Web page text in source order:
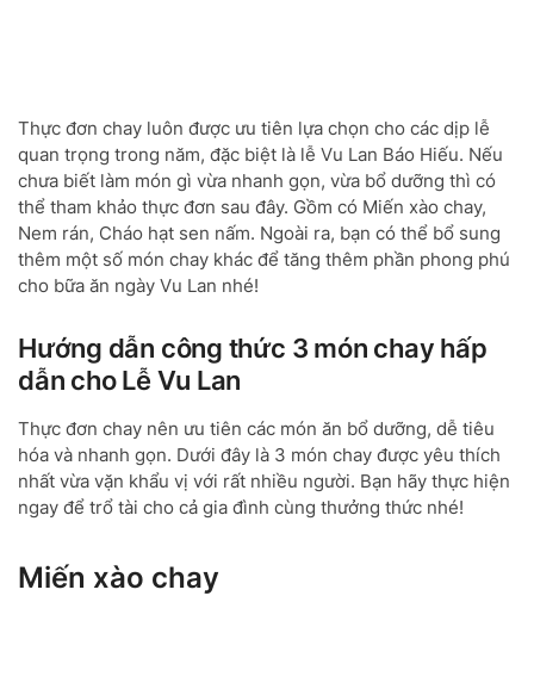
Thực đơn chay luôn được ưu tiên lựa chọn cho các dịp lễ
quan trọng trong năm, đặc biệt là lễ Vu Lan Báo Hiếu. Nếu
chưa biết làm món gì vừa nhanh gọn, vừa bổ dưỡng thì có
thể tham khảo thực đơn sau đây. Gồm có Miến xào chay,
Nem rán, Cháo hạt sen nấm. Ngoài ra, bạn có thể bổ sung
thêm một số món chay khác để tăng thêm phần phong phú
cho bữa ăn ngày Vu Lan nhé!
Hướng dẫn công thức 3 món chay hấp
dẫn cho Lễ Vu Lan
Thực đơn chay nên ưu tiên các món ăn bổ dưỡng, dễ tiêu
hóa và nhanh gọn. Dưới đây là 3 món chay được yêu thích
nhất vừa vặn khẩu vị với rất nhiều người. Bạn hãy thực hiện
ngay để trổ tài cho cả gia đình cùng thưởng thức nhé!
Miến xào chay